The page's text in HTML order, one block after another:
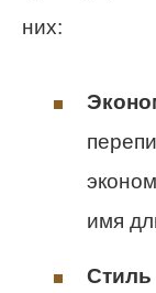
них:
имя
Стиль